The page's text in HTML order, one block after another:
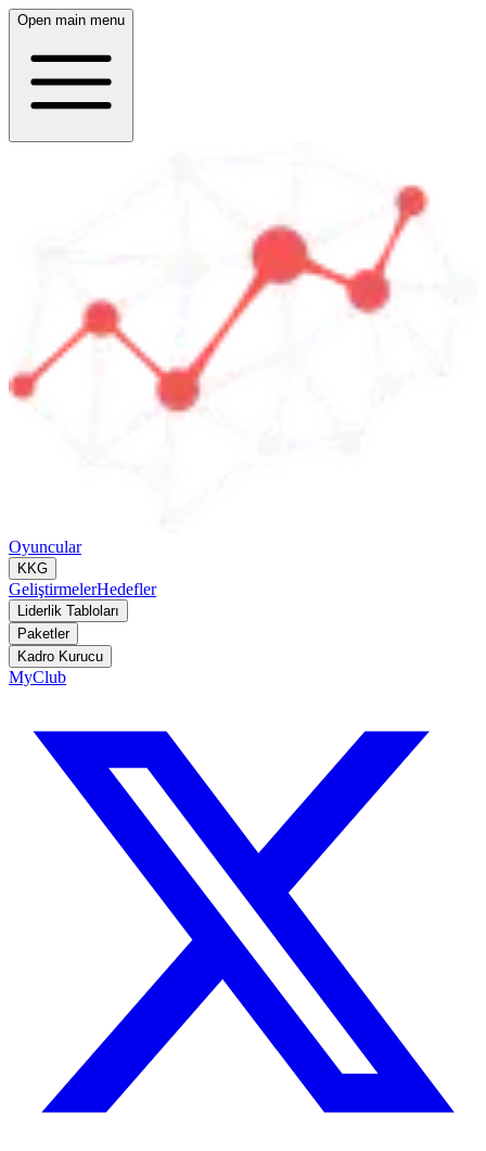
Open main menu
Oyuncular
KKG
GeliştirmelerHedefler
Liderlik Tabloları
Paketler
Kadro Kurucu
MyClub